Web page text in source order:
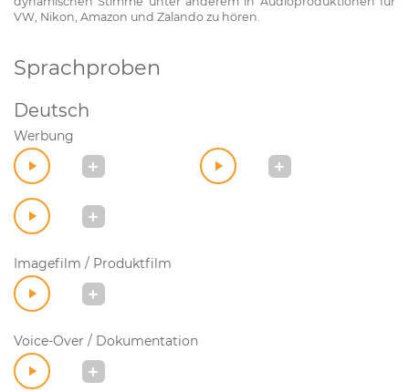
VW, Nikon, Amazon und Zalando zu hören.
Sprachproben
Deutsch
Werbung
Imagefilm / Produktfilm
Voice-Over / Dokumentation